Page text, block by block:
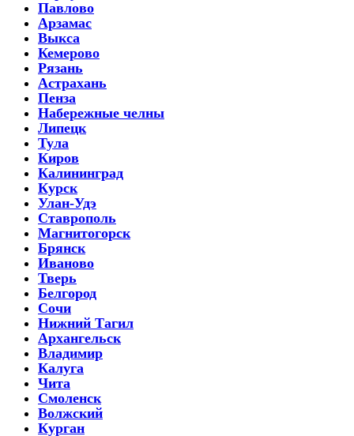
Павлово
Арзамас
Выкса
Кемерово
Рязань
Астрахань
Пенза
Набережные челны
Липецк
Тула
Киров
Калининград
Курск
Улан-Удэ
Ставрополь
Магнитогорск
Брянск
Иваново
Тверь
Белгород
Сочи
Нижний Тагил
Архангельск
Владимир
Калуга
Чита
Смоленск
Волжский
Курган